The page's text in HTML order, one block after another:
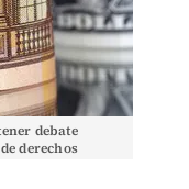
debate
derechos